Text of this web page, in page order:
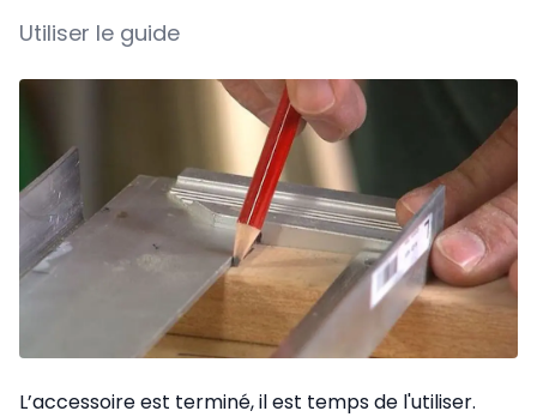
Utiliser le guide
L’accessoire est terminé, il est temps de l'utiliser.